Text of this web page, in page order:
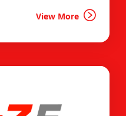
View More